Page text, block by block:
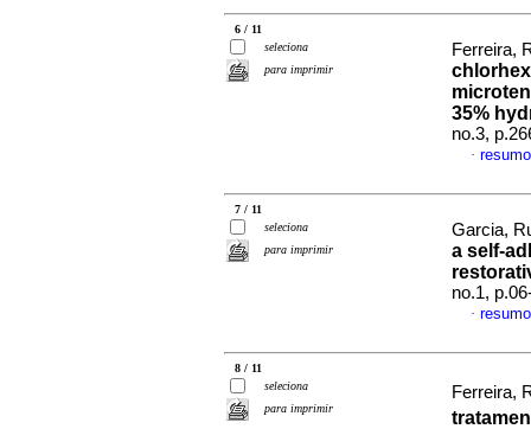
6 / 11
seleciona
para imprimir
Ferreira,
35%
no.3,
·
7 / 11
seleciona
para imprimir
Garcia,
a self-
no.1,
·
8 / 11
seleciona
para imprimir
Ferreira,